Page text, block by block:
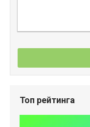
Топ рейтинга